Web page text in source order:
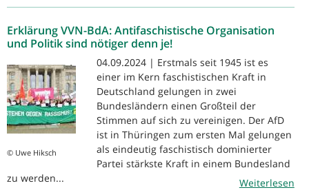
Erklärung VVN-BdA: Antifaschistische Organisation
und Politik sind nötiger denn je!
© Uwe Hiksch
04.09.2024 | Erstmals seit 1945 ist es
einer im Kern faschistischen Kraft in
Deutschland gelungen in zwei
Bundesländern einen Großteil der
Stimmen auf sich zu vereinigen. Der AfD
ist in Thüringen zum ersten Mal gelungen
als eindeutig faschistisch dominierter
Partei stärkste Kraft in einem Bundesland
zu werden...
Weiterlesen